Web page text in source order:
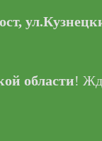
области!